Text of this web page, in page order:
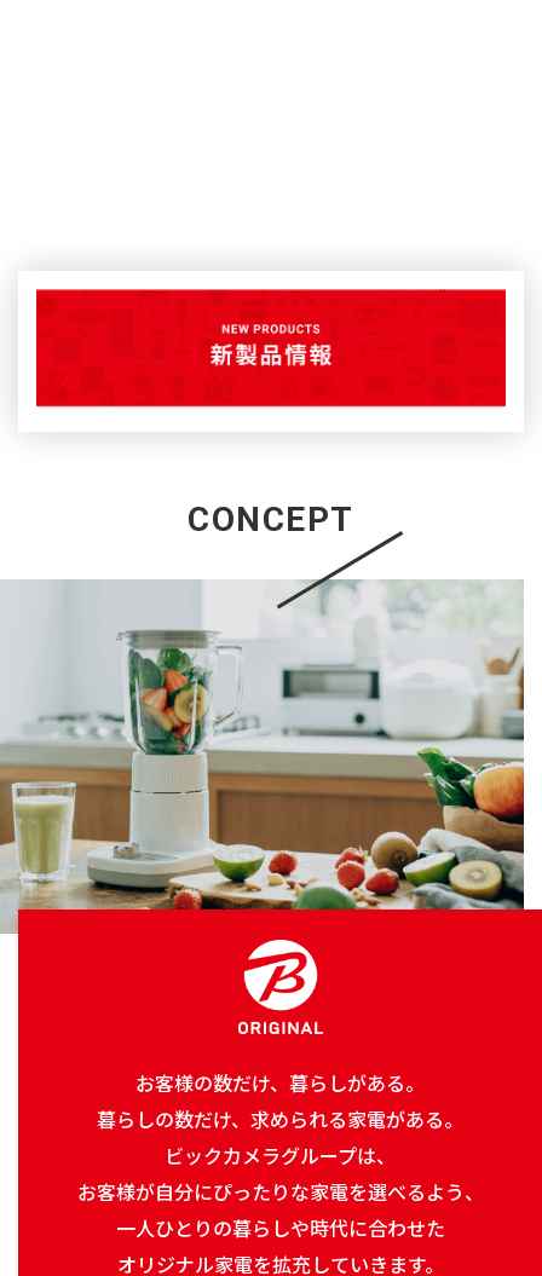
CONCEPT
お客様の数だけ、暮らしがある。
暮らしの数だけ、求められる家電がある。
ビックカメラグループは、
お客様が自分にぴったりな家電を選べるよう、
一人ひとりの暮らしや時代に合わせた
オリジナル家電を拡充していきます。